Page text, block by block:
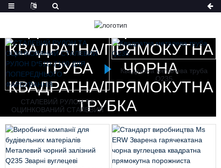
ПРОДУКТИ
КВАДРАТНА/ПРЯМОКУТНА
ТРУБА
ЧОРНА
КВАДРАТНА/ПРЯМОКУТНА
ТРУБКА
СТАЛЕВИЙ РУЛОН ТА
ОЦИНКОВАНИЙ СТАЛЕВИЙ
РУЛОН D*51D Z100 ДЛЯ
ПОПЕРЕДНЬОГО
ФАРБУВАННЯ
Квадратна металева труба
Q235